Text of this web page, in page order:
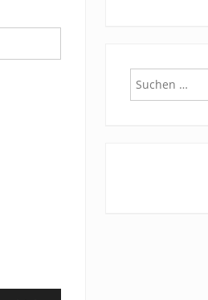
Suchen
nach: